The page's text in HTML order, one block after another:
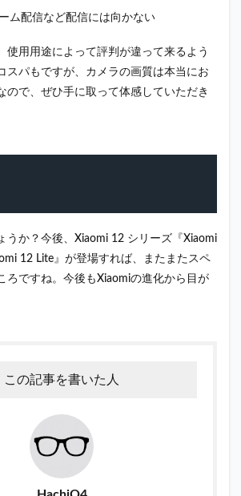
ム配信など配信には向かない
使用用途によって評判が違って来るよう
スパもですが、カメラの画質は本当にお
ので、ぜひ手に取って体感していただき
うか？今後、Xiaomi 12 シリーズ『Xiaomi
12 Lite』が登場すれば、またまたスペ
ろですね。今後もXiaomiの進化から目が
この記事を書いた人